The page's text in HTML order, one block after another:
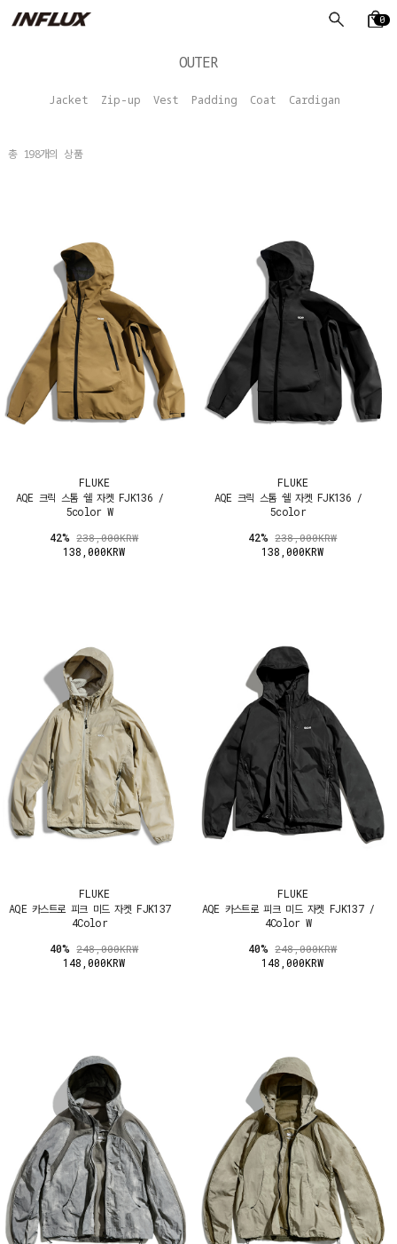
0
OUTER
Jacket Zip-up Vest Padding Coat Cardigan
총 198개의 상품
FLUKE
AQE 크릭 스톰 쉘 자켓 FJK136 /
5color W
42%238,000KRW
138,000KRW
FLUKE
AQE 크릭 스톰 쉘 자켓 FJK136 /
5color
42%238,000KRW
138,000KRW
FLUKE
AQE 카스트로 피크 미드 자켓 FJK137
4Color
40%248,000KRW
148,000KRW
FLUKE
AQE 카스트로 피크 미드 자켓 FJK137 /
4Color W
40%248,000KRW
148,000KRW